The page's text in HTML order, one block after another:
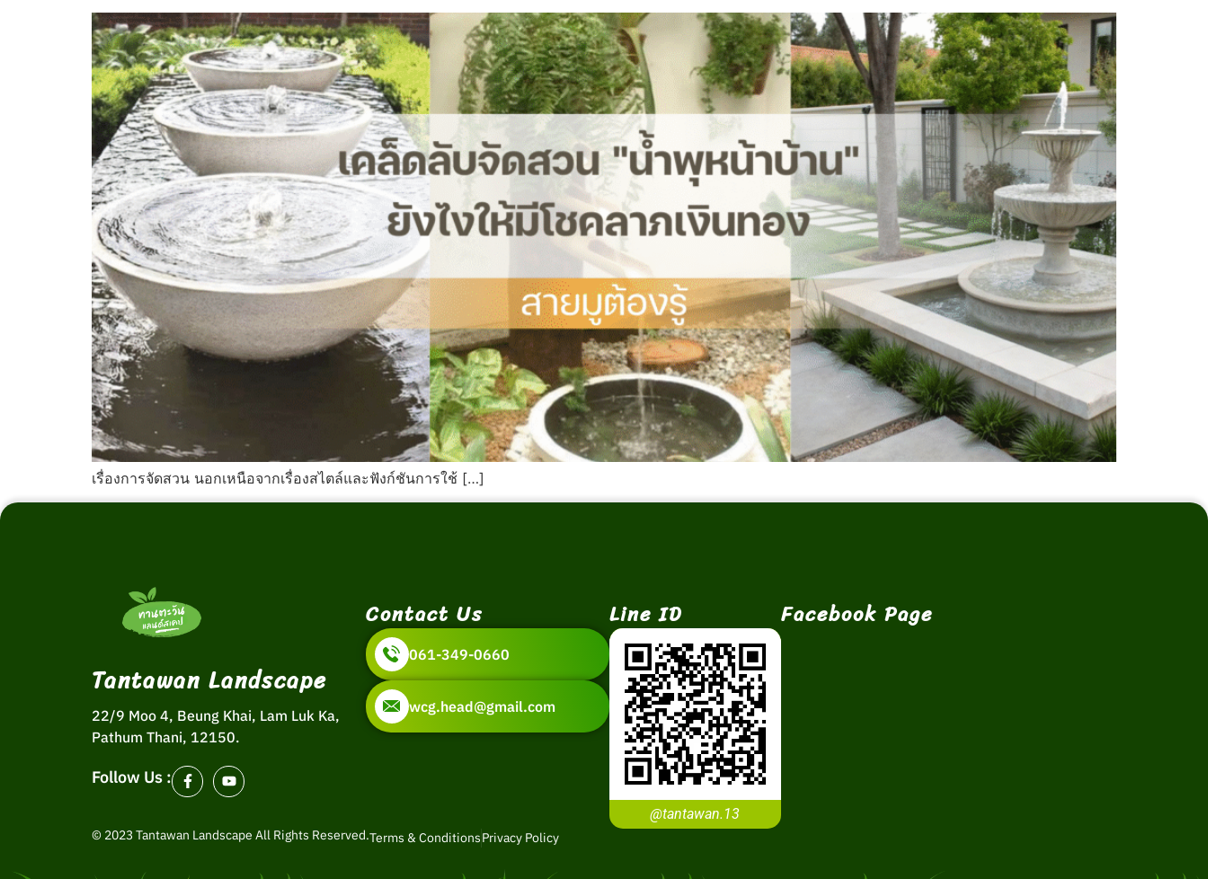
เรื่องการจัดสวน นอกเหนือจากเรื่องสไตล์และฟังก์ชันการใช้ […]
Tantawan Landscape
22/9 Moo 4, Beung Khai, Lam Luk Ka,
Pathum Thani, 12150.
Follow Us :
Contact Us
061-349-0660
wcg.head@gmail.com
Line ID
@tantawan.13
Facebook Page
© 2023 Tantawan Landscape All Rights Reserved.Terms & ConditionsPrivacy Policy